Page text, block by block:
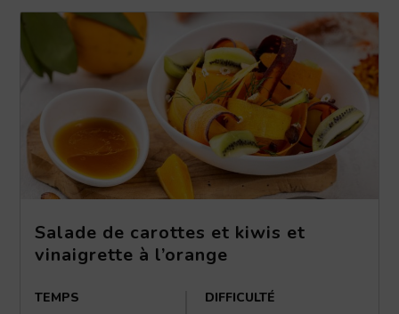
Salade de carottes et kiwis et
vinaigrette à l’orange
TEMPS
DIFFICULTÉ